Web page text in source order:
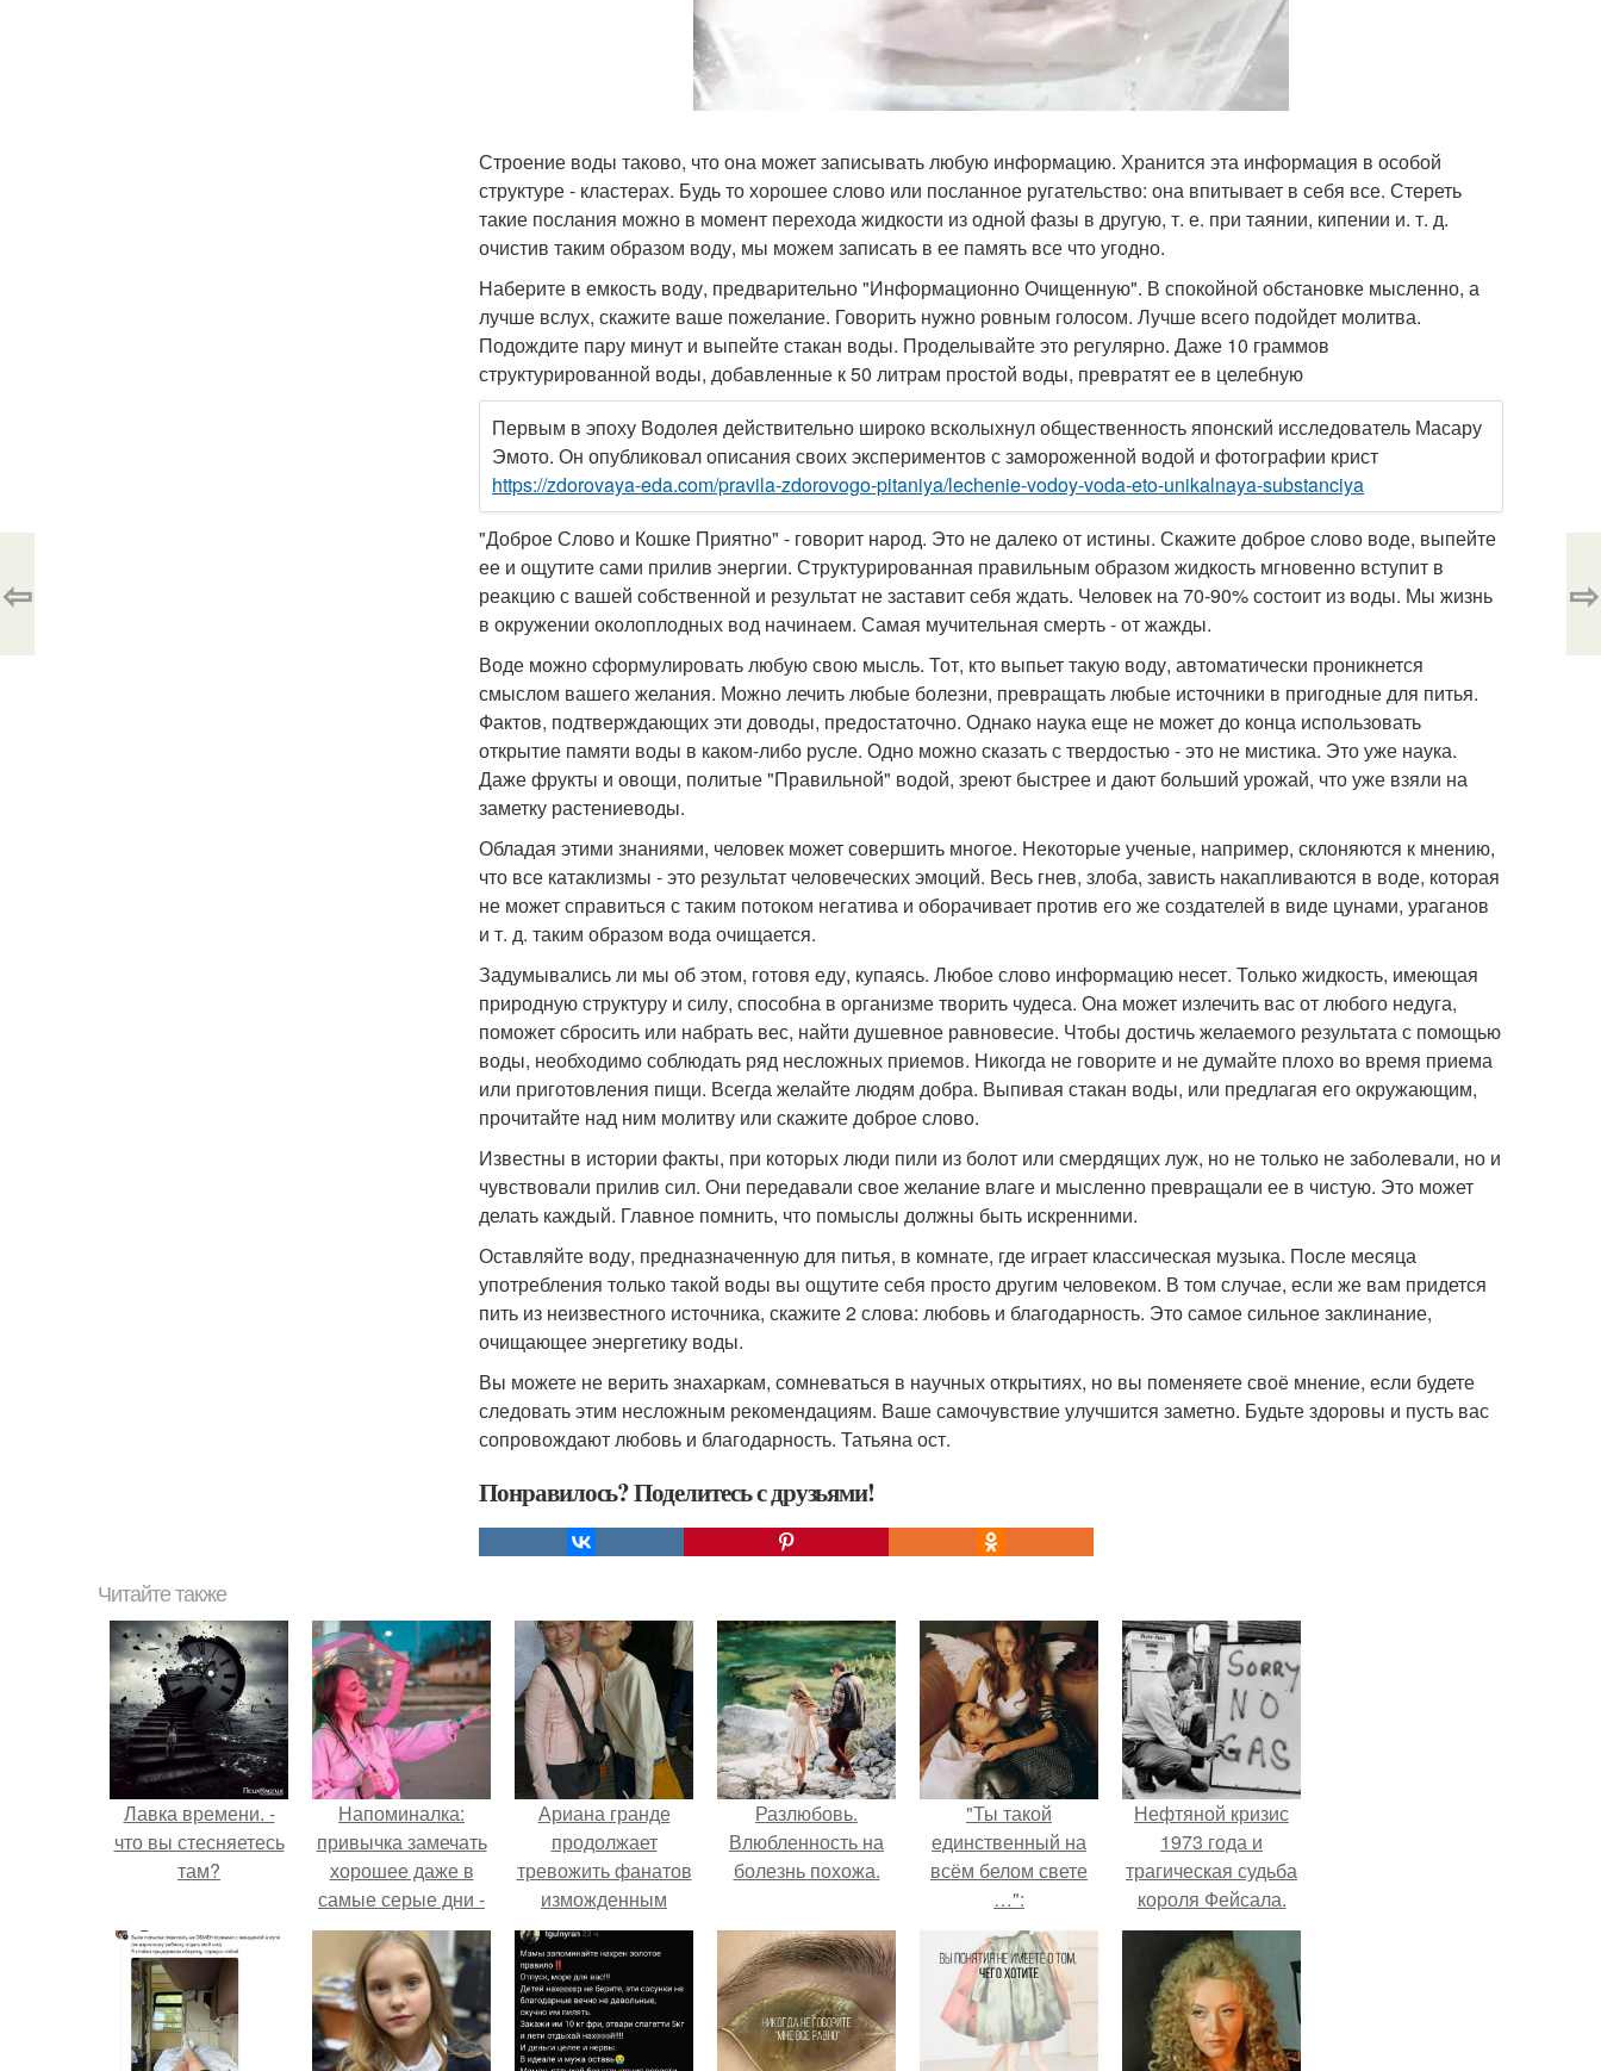
Строение воды таково, что она может записывать любую информацию. Хранится эта информация в особой
структуре - кластерах. Будь то хорошее слово или посланное ругательство: она впитывает в себя все. Стереть
такие послания можно в момент перехода жидкости из одной фазы в другую, т. е. при таянии, кипении и. т. д.
очистив таким образом воду, мы можем записать в ее память все что угодно.
Наберите в емкость воду, предварительно "Информационно Очищенную". В спокойной обстановке мысленно, а
лучше вслух, скажите ваше пожелание. Говорить нужно ровным голосом. Лучше всего подойдет молитва.
Подождите пару минут и выпейте стакан воды. Проделывайте это регулярно. Даже 10 граммов
структурированной воды, добавленные к 50 литрам простой воды, превратят ее в целебную
Первым в эпоху Водолея действительно широко всколыхнул общественность японский исследователь Масару
Эмото. Он опубликовал описания своих экспериментов с замороженной водой и фотографии крист
https://zdorovaya-eda.com/pravila-zdorovogo-pitaniya/lechenie-vodoy-voda-eto-unikalnaya-substanciya
"Доброе Слово и Кошке Приятно" - говорит народ. Это не далеко от истины. Скажите доброе слово воде, выпейте
ее и ощутите сами прилив энергии. Структурированная правильным образом жидкость мгновенно вступит в
реакцию с вашей собственной и результат не заставит себя ждать. Человек на 70-90% состоит из воды. Мы жизнь
в окружении околоплодных вод начинаем. Самая мучительная смерть - от жажды.
Воде можно сформулировать любую свою мысль. Тот, кто выпьет такую воду, автоматически проникнется
смыслом вашего желания. Можно лечить любые болезни, превращать любые источники в пригодные для питья.
Фактов, подтверждающих эти доводы, предостаточно. Однако наука еще не может до конца использовать
открытие памяти воды в каком-либо русле. Одно можно сказать с твердостью - это не мистика. Это уже наука.
Даже фрукты и овощи, политые "Правильной" водой, зреют быстрее и дают больший урожай, что уже взяли на
заметку растениеводы.
Обладая этими знаниями, человек может совершить многое. Некоторые ученые, например, склоняются к мнению,
что все катаклизмы - это результат человеческих эмоций. Весь гнев, злоба, зависть накапливаются в воде, которая
не может справиться с таким потоком негатива и оборачивает против его же создателей в виде цунами, ураганов
и т. д. таким образом вода очищается.
Задумывались ли мы об этом, готовя еду, купаясь. Любое слово информацию несет. Только жидкость, имеющая
природную структуру и силу, способна в организме творить чудеса. Она может излечить вас от любого недуга,
поможет сбросить или набрать вес, найти душевное равновесие. Чтобы достичь желаемого результата с помощью
воды, необходимо соблюдать ряд несложных приемов. Никогда не говорите и не думайте плохо во время приема
или приготовления пищи. Всегда желайте людям добра. Выпивая стакан воды, или предлагая его окружающим,
прочитайте над ним молитву или скажите доброе слово.
Известны в истории факты, при которых люди пили из болот или смердящих луж, но не только не заболевали, но и
чувствовали прилив сил. Они передавали свое желание влаге и мысленно превращали ее в чистую. Это может
делать каждый. Главное помнить, что помыслы должны быть искренними.
Оставляйте воду, предназначенную для питья, в комнате, где играет классическая музыка. После месяца
употребления только такой воды вы ощутите себя просто другим человеком. В том случае, если же вам придется
пить из неизвестного источника, скажите 2 слова: любовь и благодарность. Это самое сильное заклинание,
очищающее энергетику воды.
Вы можете не верить знахаркам, сомневаться в научных открытиях, но вы поменяете своё мнение, если будете
следовать этим несложным рекомендациям. Ваше самочувствие улучшится заметно. Будьте здоровы и пусть вас
сопровождают любовь и благодарность. Татьяна ост.
Понравилось? Поделитесь с друзьями!
⇦ ⇨
Читайте также
Лавка времени. -
что вы стесняетесь
там?
Напоминалка:
привычка замечать
хорошее даже в
самые серые дни -
это не очередная
сказка из книг по
саморазвитию.
Ариана гранде
продолжает
тревожить фанатов
изможденным
Видом.
Разлюбовь.
Влюбленность на
болезнь похожа.
"Ты такой
единственный на
всём белом свете
…":
Нефтяной кризис
1973 года и
трагическая судьба
короля Фейсала.